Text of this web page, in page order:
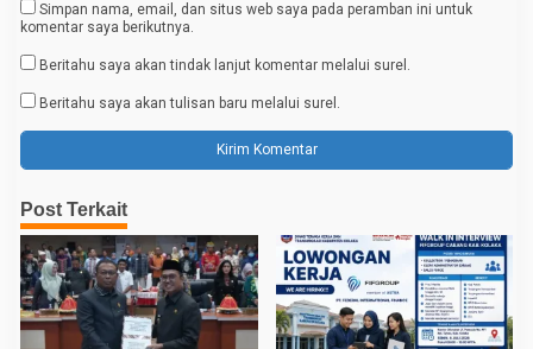
Simpan nama, email, dan situs web saya pada peramban ini untuk
komentar saya berikutnya.
Beritahu saya akan tindak lanjut komentar melalui surel.
Beritahu saya akan tulisan baru melalui surel.
Post Terkait